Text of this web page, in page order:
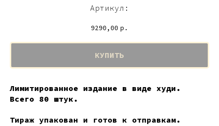
Артикул:
9290,00 р.
КУПИТЬ
Лимитированное издание в виде худи.
Всего 80 штук.
Тираж упакован и готов к отправкам.